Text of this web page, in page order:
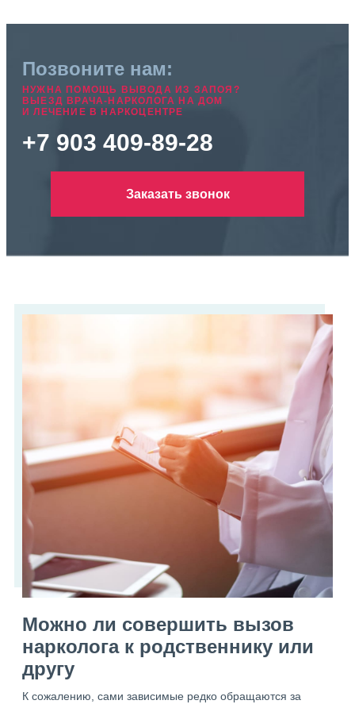
Позвоните нам:
НУЖНА ПОМОЩЬ ВЫВОДА ИЗ ЗАПОЯ?
ВЫЕЗД ВРАЧА-НАРКОЛОГА НА ДОМ
И ЛЕЧЕНИЕ В НАРКОЦЕНТРЕ
+7 903 409-89-28
Заказать звонок
Можно ли совершить вызов
нарколога к родственнику или
другу
К сожалению, сами зависимые редко обращаются за